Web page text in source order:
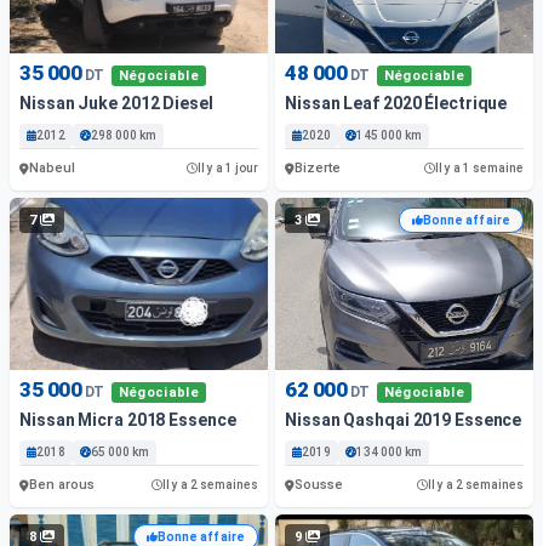
35 000 DT Négociable
Nissan Juke 2012 Diesel
2012 298 000 km
Nabeul Il y a 1 jour
48 000 DT Négociable
Nissan Leaf 2020 Électrique
2020 145 000 km
Bizerte Il y a 1 semaine
7
35 000 DT Négociable
Nissan Micra 2018 Essence
2018 65 000 km
Ben arous Il y a 2 semaines
3 Bonne affaire
62 000 DT Négociable
Nissan Qashqai 2019 Essence
2019 134 000 km
Sousse Il y a 2 semaines
8 Bonne affaire 9